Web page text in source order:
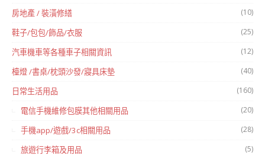
房地產 / 裝潢修繕 (10)
鞋子/包包/飾品/衣服 (25)
汽車機車等各種車子相關資訊 (12)
檯燈 /書桌/枕頭沙發/寢具床墊 (40)
日常生活用品 (160)
電信手機維修包膜其他相關用品 (20)
手機app/遊戲/3c相關用品 (28)
旅遊行李箱及用品 (5)